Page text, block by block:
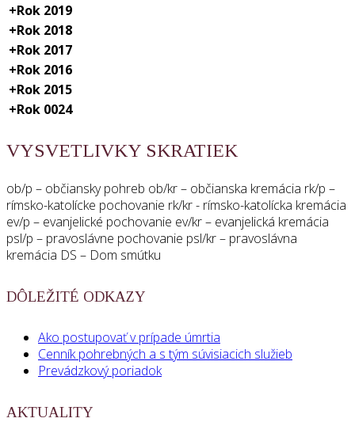
+Rok 2019
+Rok 2018
+Rok 2017
+Rok 2016
+Rok 2015
+Rok 0024
VYSVETLIVKY SKRATIEK
ob/p – občiansky pohreb ob/kr – občianska kremácia rk/p –
rímsko-katolícke pochovanie rk/kr - rímsko-katolícka kremácia
ev/p – evanjelické pochovanie ev/kr – evanjelická kremácia
psl/p – pravoslávne pochovanie psl/kr – pravoslávna
kremácia DS – Dom smútku
DÔLEŽITÉ ODKAZY
Ako postupovať v prípade úmrtia
Cenník pohrebných a s tým súvisiacich služieb
Prevádzkový poriadok
AKTUALITY